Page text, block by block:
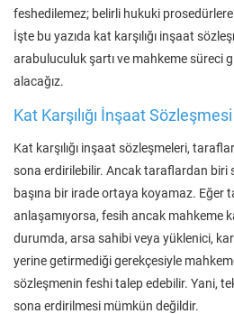
feshedilemez; belirli hukuki
İşte bu yazıda kat karşılığı inşaat
arabuluculuk şartı ve mahkeme süreci
alacağız.
Kat Karşılığı İnşaat Sözleşmesi
Kat karşılığı inşaat sözleşmeleri,
sona erdirilebilir. Ancak taraflardan biri
başına bir irade ortaya koyamaz. Eğer
anlaşamıyorsa, fesih ancak mahkeme
durumda, arsa sahibi veya yüklenici,
yerine getirmediği gerekçesiyle
sözleşmenin feshi talep edebilir. Yani,
sona erdirilmesi mümkün değildir.